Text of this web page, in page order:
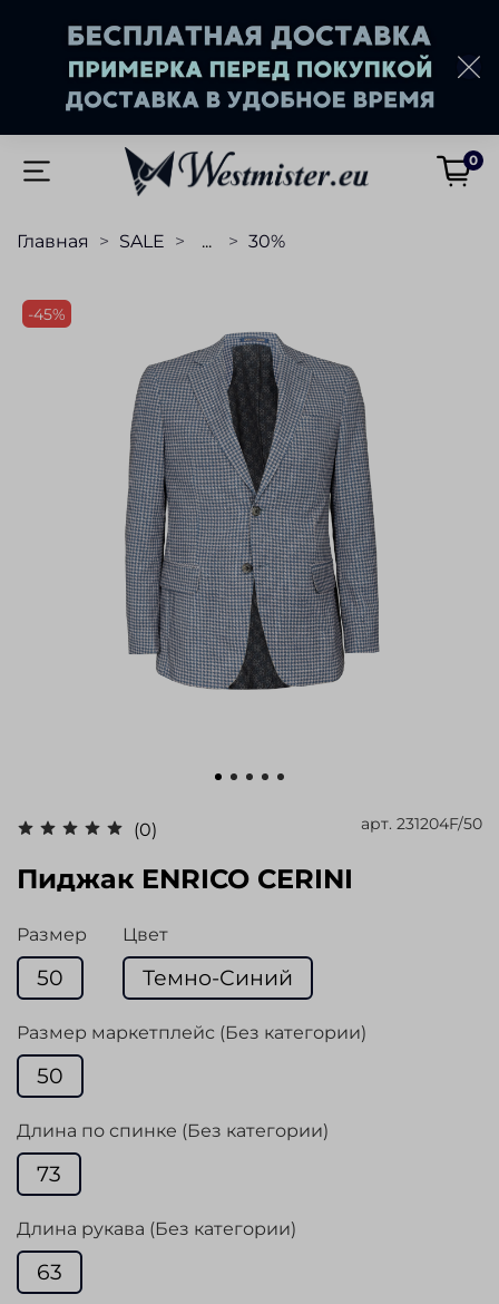
0
Главная SALE ... 30%
-45%
(0) арт. 231204F/50
Пиджак ENRICO CERINI
Размер
50
Цвет
Темно-Синий
Размер маркетплейс (Без категории)
50
Длина по спинке (Без категории)
73
Длина рукава (Без категории)
63